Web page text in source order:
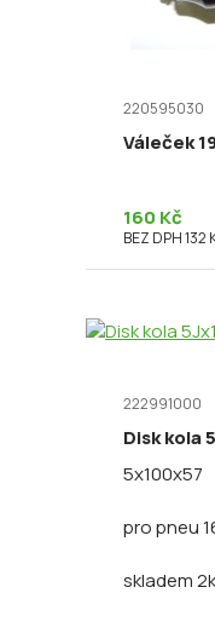
220595030
Váleček
160 Kč
BEZ DPH 132
222991000
Disk kola
5x100x57
pro pneu
skladem